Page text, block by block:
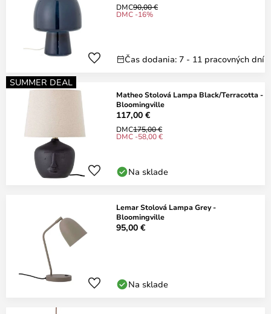
DMC90,00 €
DMC -16%
Čas dodania: 7 - 11 pracovných dní
SUMMER DEAL
Matheo Stolová Lampa Black/Terracotta -
Bloomingville
117,00 €
DMC175,00 €
DMC -58,00 €
Na sklade
Lemar Stolová Lampa Grey -
Bloomingville
95,00 €
Na sklade